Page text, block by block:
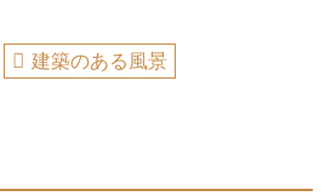
建築のある風景